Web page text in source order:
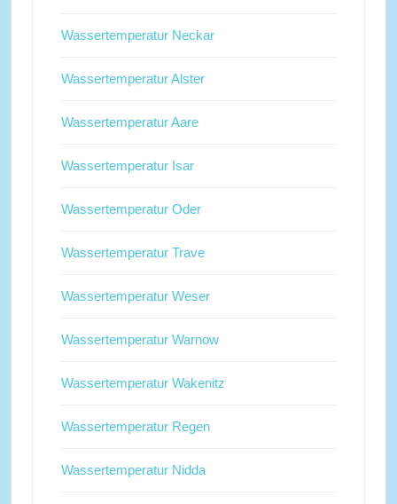
Wassertemperatur Neckar
Wassertemperatur Alster
Wassertemperatur Aare
Wassertemperatur Isar
Wassertemperatur Oder
Wassertemperatur Trave
Wassertemperatur Weser
Wassertemperatur Warnow
Wassertemperatur Wakenitz
Wassertemperatur Regen
Wassertemperatur Nidda